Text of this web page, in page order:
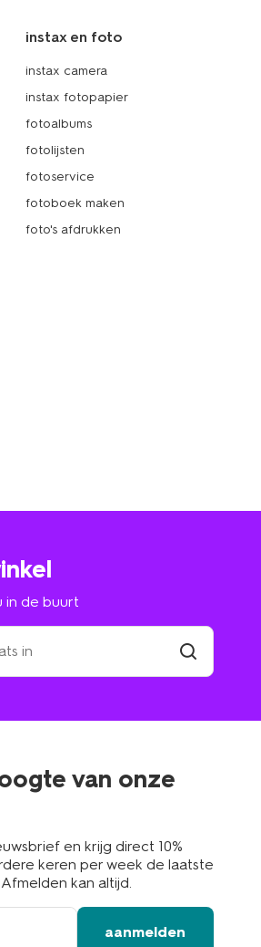
instax en foto
instax camera
instax fotopapier
fotoalbums
fotolijsten
fotoservice
fotoboek maken
foto's afdrukken
in de buurt
van onze
en krijg direct 10%
keren per week de laatste
kan altijd.
aanmelden